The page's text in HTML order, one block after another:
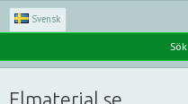
Svensk
Sök
Elmaterial.se